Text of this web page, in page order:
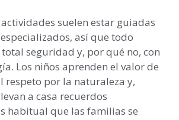
suelen estar guiadas
así que todo
seguridad y, por qué no, con
Los niños aprenden el valor de
respeto por la naturaleza y,
a casa recuerdos
habitual que las familias se